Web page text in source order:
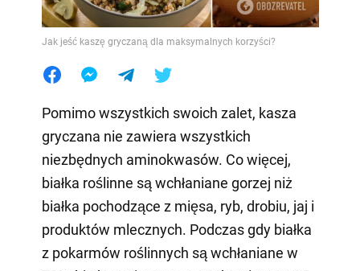
Jak jeść kaszę gryczaną dla maksymalnych korzyści?
Pomimo wszystkich swoich zalet, kasza
gryczana nie zawiera wszystkich
niezbędnych aminokwasów. Co więcej,
białka roślinne są wchłaniane gorzej niż
białka pochodzące z mięsa, ryb, drobiu, jaj i
produktów mlecznych. Podczas gdy białka
z pokarmów roślinnych są wchłaniane w